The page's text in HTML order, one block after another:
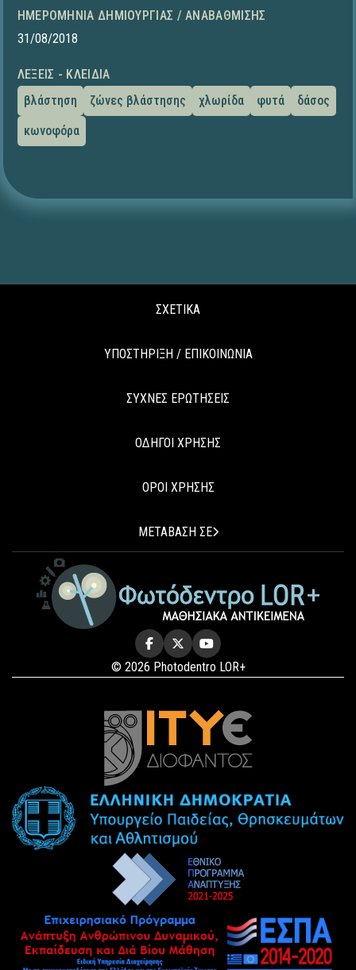
ΗΜΕΡΟΜΗΝΊΑ ΔΗΜΙΟΥΡΓΊΑΣ / ΑΝΑΒΆΘΜΙΣΗΣ
31/08/2018
ΛΈΞΕΙΣ - ΚΛΕΙΔΙΆ
βλάστηση
ζώνες βλάστησης χλωρίδα φυτά
δάσος
κωνοφόρα
ΣΧΕΤΙΚΑ
ΥΠΟΣΤΗΡΙΞΗ / ΕΠΙΚΟΙΝΩΝΙΑ
ΣΥΧΝΕΣ ΕΡΩΤΗΣΕΙΣ
ΟΔΗΓΟΙ ΧΡΗΣΗΣ
ΟΡΟΙ ΧΡΗΣΗΣ
ΜΕΤΑΒΑΣΗ ΣΕ
© 2026 Photodentro LOR+